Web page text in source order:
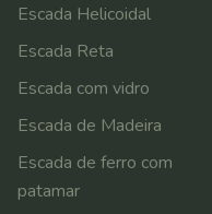
Escada Helicoidal
Escada Reta
Escada com vidro
Escada de Madeira
Escada de ferro com
patamar